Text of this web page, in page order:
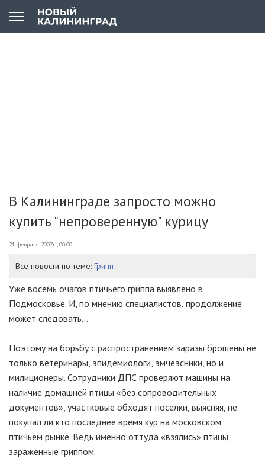
В Калининграде запросто можно
купить "непроверенную" курицу
21 февраля 2007г., 00:00
Все новости по теме: Грипп
Уже восемь очагов птичьего гриппа выявлено в
Подмосковье. И, по мнению специалистов, продолжение
может следовать…
Поэтому на борьбу с распространением заразы брошены не
только ветеринары, эпидемиологи, эмчеэсники, но и
милиционеры. Сотрудники ДПС проверяют машины на
наличие домашней птицы «без сопроводительных
документов», участковые обходят поселки, выясняя, не
покупал ли кто последнее время кур на московском
птичьем рынке. Ведь именно оттуда «взялись» птицы,
зараженные гриппом.